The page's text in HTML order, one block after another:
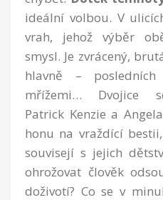
ideální volbou. V
vrah, jehož výběr
smysl. Je zvrácený,
hlavně –
mřížemi… Dvojice
Patrick Kenzie a
honu na vraždící
souvisejí s jejich
ohrožovat člověk
doživotí? Co se v